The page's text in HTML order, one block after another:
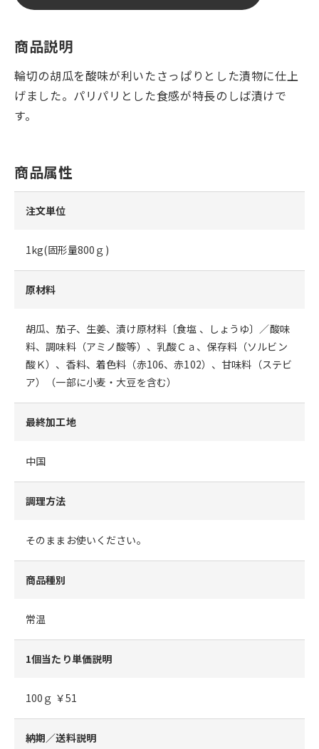
商品説明
輪切の胡瓜を酸味が利いたさっぱりとした漬物に仕上
げました。パリパリとした食感が特長のしば漬けで
す。
商品属性
注文単位
1kg(固形量800ｇ)
原材料
胡瓜、茄子、生姜、漬け原材料〔食塩 、しょうゆ〕／酸味
料、調味料（アミノ酸等）、乳酸Ｃａ、保存料（ソルビン
酸Ｋ）、香料、着色料（赤106、赤102）、甘味料（ステビ
ア）（一部に小麦・大豆を含む）
最終加工地
中国
調理方法
そのままお使いください。
商品種別
常温
1個当たり単価説明
100ｇ ￥51
納期／送料説明